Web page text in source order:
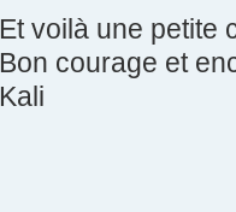
Et voilà une petite
Bon courage et
Kali